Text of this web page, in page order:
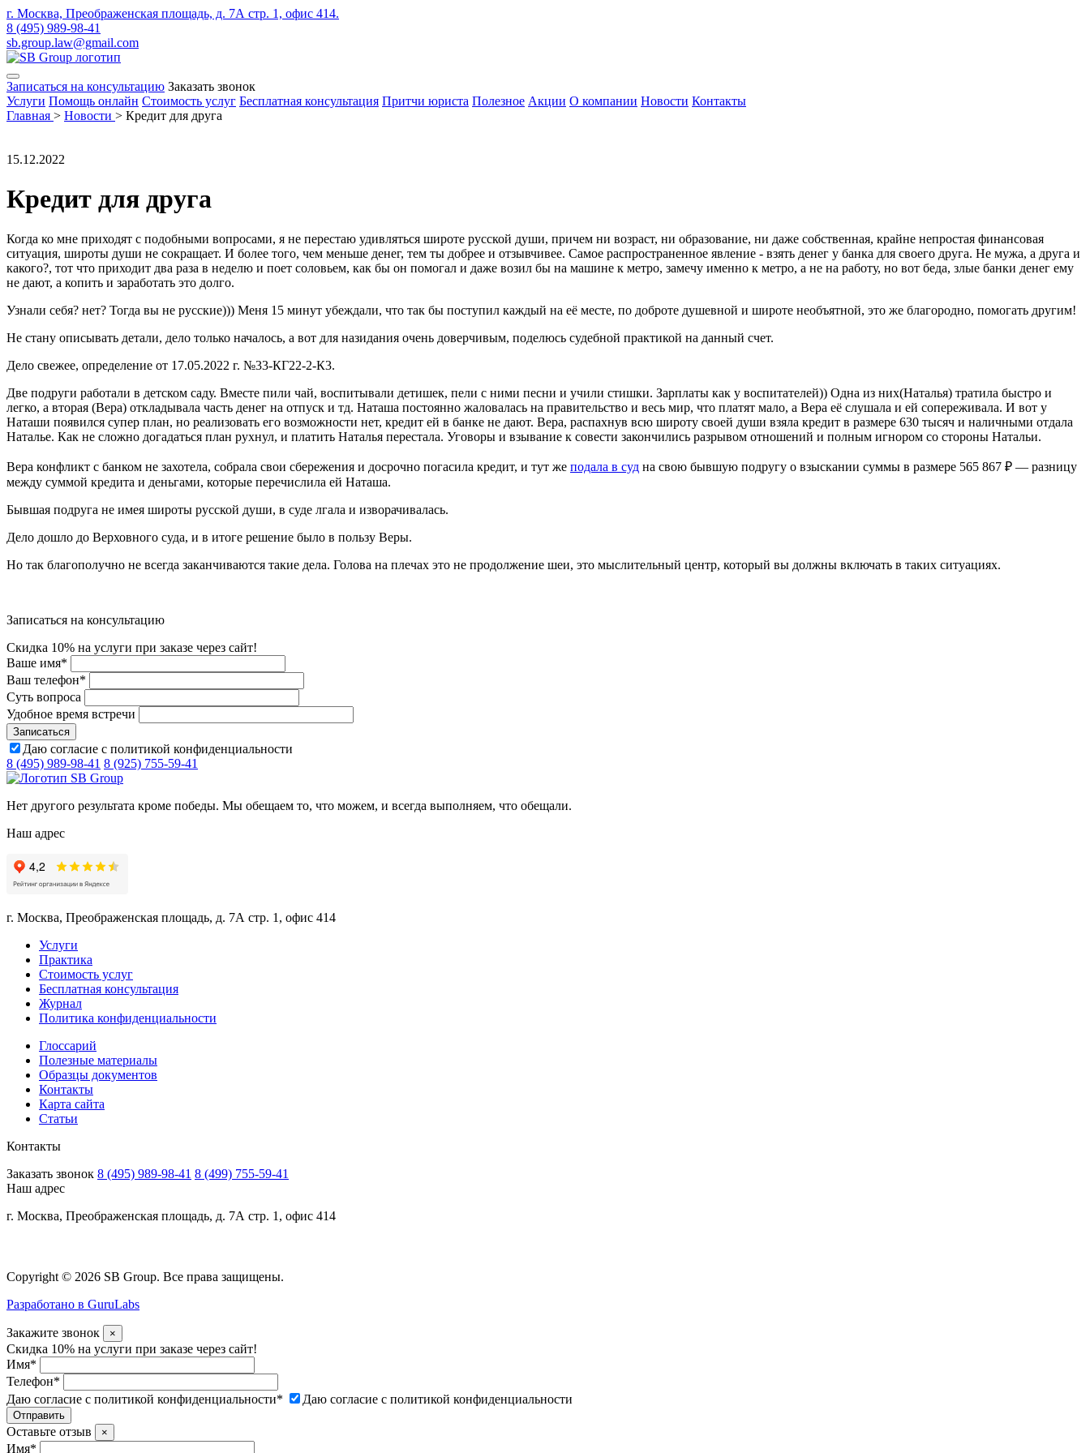
г. Москва, Преображенская площадь, д. 7А стр. 1, офис 414.
8 (495) 989-98-41
sb.group.law@gmail.com
Записаться на консультацию Заказать звонок
Услуги Помощь онлайн Стоимость услуг Бесплатная консультация Притчи юриста Полезное Акции О компании Новости Контакты
Главная > Новости > Кредит для друга
15.12.2022
Кредит для друга
Когда ко мне приходят с подобными вопросами, я не перестаю удивляться широте русской души, причем ни возраст, ни образование, ни даже собственная, крайне непростая финансовая
ситуация, широты души не сокращает. И более того, чем меньше денег, тем ты добрее и отзывчивее. Самое распространенное явление - взять денег у банка для своего друга. Не мужа, а друга и
какого?, тот что приходит два раза в неделю и поет соловьем, как бы он помогал и даже возил бы на машине к метро, замечу именно к метро, а не на работу, но вот беда, злые банки денег ему
не дают, а копить и заработать это долго.
Узнали себя? нет? Тогда вы не русские))) Меня 15 минут убеждали, что так бы поступил каждый на её месте, по доброте душевной и широте необъятной, это же благородно, помогать другим!
Не стану описывать детали, дело только началось, а вот для назидания очень доверчивым, поделюсь судебной практикой на данный счет.
Дело свежее, определение от 17.05.2022 г. №33-КГ22-2-К3.
Две подруги работали в детском саду. Вместе пили чай, воспитывали детишек, пели с ними песни и учили стишки. Зарплаты как у воспитателей)) Одна из них(Наталья) тратила быстро и
легко, а вторая (Вера) откладывала часть денег на отпуск и тд. Наташа постоянно жаловалась на правительство и весь мир, что платят мало, а Вера её слушала и ей сопереживала. И вот у
Наташи появился супер план, но реализовать его возможности нет, кредит ей в банке не дают. Вера, распахнув всю широту своей души взяла кредит в размере 630 тысяч и наличными отдала
Наталье. Как не сложно догадаться план рухнул, и платить Наталья перестала. Уговоры и взывание к совести закончились разрывом отношений и полным игнором со стороны Натальи.
Вера конфликт с банком не захотела, собрала свои сбережения и досрочно погасила кредит, и тут же подала в суд на свою бывшую подругу о взыскании суммы в размере 565 867 ₽ — разницу
между суммой кредита и деньгами, которые перечислила ей Наташа.
Бывшая подруга не имея широты русской души, в суде лгала и изворачивалась.
Дело дошло до Верховного суда, и в итоге решение было в пользу Веры.
Но так благополучно не всегда заканчиваются такие дела. Голова на плечах это не продолжение шеи, это мыслительный центр, который вы должны включать в таких ситуациях.
Записаться на консультацию
Скидка 10% на услуги при заказе через сайт!
Ваше имя*
Ваш телефон*
Суть вопроса
Удобное время встречи
Даю согласие с политикой конфиденциальности
8 (495) 989-98-41 8 (925) 755-59-41
Нет другого результата кроме победы. Мы обещаем то, что можем, и всегда выполняем, что обещали.
Наш адрес
г. Москва, Преображенская площадь, д. 7А стр. 1, офис 414
Услуги
Практика
Стоимость услуг
Бесплатная консультация
Журнал
Политика конфиденциальности
Глоссарий
Полезные материалы
Образцы документов
Контакты
Карта сайта
Статьи
Контакты
Заказать звонок 8 (495) 989-98-41 8 (499) 755-59-41
Наш адрес
г. Москва, Преображенская площадь, д. 7А стр. 1, офис 414
Copyright © 2026 SB Group. Все права защищены.
Разработано в GuruLabs
Закажите звонок ×
Скидка 10% на услуги при заказе через сайт!
Имя*
Телефон*
Даю согласие с политикой конфиденциальности* Даю согласие с политикой конфиденциальности
Оставьте отзыв ×
Имя*